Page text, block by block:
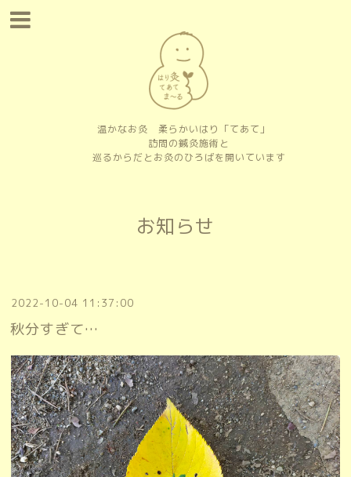
温かなお灸 柔らかいはり「てあて」
訪問の鍼灸施術と
巡るからだとお灸のひろばを開いています
お知らせ
2022-10-04 11:37:00
秋分すぎて…